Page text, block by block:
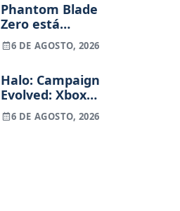
Phantom Blade
Zero está
terminado, pré-
vendas começam
semana
6 DE AGOSTO, 2026
Halo: Campaign
Evolved: Xbox
despede
funcionários uma
6 DE AGOSTO, 2026